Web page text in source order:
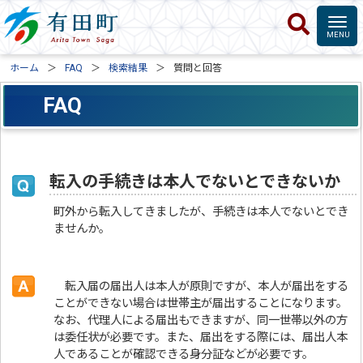
ホーム FAQ 検索結果 質問と回答
FAQ
転入の手続きは本人でないとできないか
町外から転入してきましたが、手続きは本人でないとでき
ませんか。
転入届の届出人は本人が原則ですが、本人が届出をする
ことができない場合は世帯主が届出することになります。
なお、代理人による届出もできますが、同一世帯以外の方
は委任状が必要です。また、届出をする際には、届出人本
人であることが確認できる身分証などが必要です。